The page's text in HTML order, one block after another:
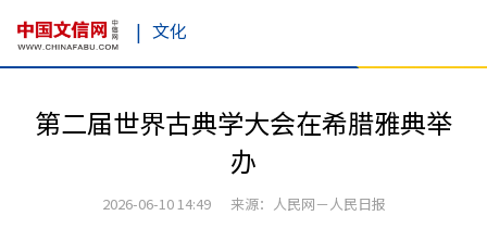
| 文化
第二届世界古典学大会在希腊雅典举
办
2026-06-10 14:49 来源：人民网－人民日报